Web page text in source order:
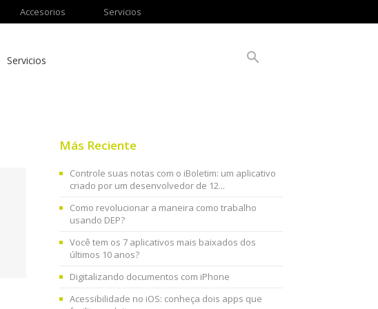
Accesorios Servicios
Servicios
Más Reciente
Controle suas notas com o iBoletim: um aplicativo
criado por um desenvolvedor de 12...
Como revolucionar a maneira como trabalho
usando DEP?
Você tem os 7 aplicativos mais baixados dos
últimos 10 anos?
Digitalizando documentos com iPhone
Acessibilidade no iOS: conheça dois apps que